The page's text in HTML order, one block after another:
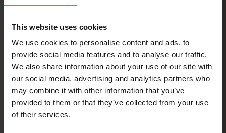
This website uses cookies
We use cookies to personalise content and ads, to
provide social media features and to analyse our traffic.
We also share information about your use of our site with
our social media, advertising and analytics partners who
may combine it with other information that you’ve
provided to them or that they’ve collected from your use
of their services.
Mauricius
Nastavení zabere jen 2 minuty: iPhoneNastavení →
Mobilní data → Přidat eSIM, Android Síť a internet → SIM
karty. Platnost tarifu začíná prvním použitím, ne
nákupem.
Podporuje vaše zařízení eSIM? Zkontrolovat